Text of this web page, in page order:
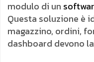
modulo di un
Questa soluzione è
magazzino, ordini,
dashboard devono